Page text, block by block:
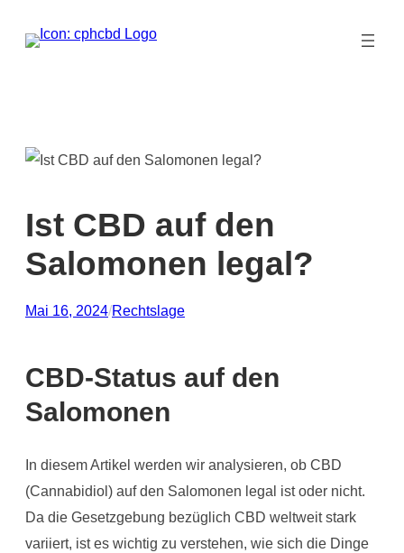
Inhalt
Ist CBD auf den
Salomonen legal?
Mai 16, 2024/Rechtslage
CBD-Status auf den
Salomonen
In diesem Artikel werden wir analysieren, ob CBD
(Cannabidiol) auf den Salomonen legal ist oder nicht.
Da die Gesetzgebung bezüglich CBD weltweit stark
variiert, ist es wichtig zu verstehen, wie sich die Dinge